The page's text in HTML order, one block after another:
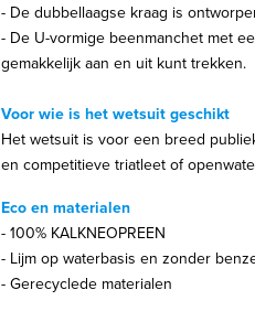
- De dubbellaagse kraag is
- De U-vormige beenmanchet met
gemakkelijk aan en uit kunt trekken.
Voor wie is het wetsuit geschikt
Het wetsuit is voor een breed
en competitieve triatleet of
Eco en materialen
- 100% KALKNEOPREEN
- Lijm op waterbasis en zonder
- Gerecyclede materialen